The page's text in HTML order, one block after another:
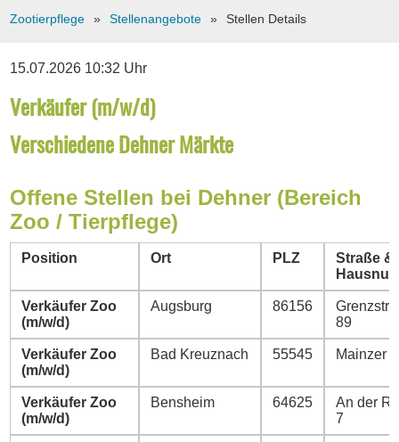
Zootierpflege Stellenangebote Stellen Details
15.07.2026 10:32 Uhr
Verkäufer (m/w/d)
Verschiedene Dehner Märkte
Offene Stellen bei Dehner (Bereich
Zoo / Tierpflege)
Position Ort PLZ
Straße &
Verkäufer Zoo
(m/w/d)
Augsburg 86156
89
Verkäufer Zoo
(m/w/d)
Bad Kreuznach 55545 Mainzer
Verkäufer Zoo
(m/w/d)
Bensheim 64625
An der
7